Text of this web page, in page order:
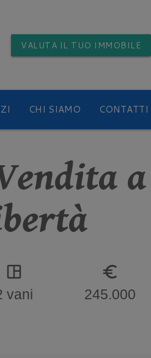
VALUTA IL TUO IMMOBILE
CHI SIAMO CONTATTI
a
space_dashboard
vani
euro_symbol
245.000